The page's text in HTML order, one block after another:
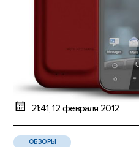
21:41, 12 февраля 2012
ОБЗОРЫ